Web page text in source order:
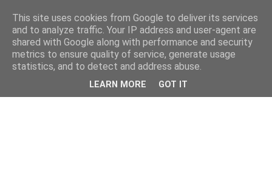
kristietim
viss, kas jāzin kristietim
This site uses cookies from Google to deliver its services
and to analyze traffic. Your IP address and user-agent are
shared with Google along with performance and security
metrics to ensure quality of service, generate usage
statistics, and to detect and address abuse.
LEARN MORE GOT IT